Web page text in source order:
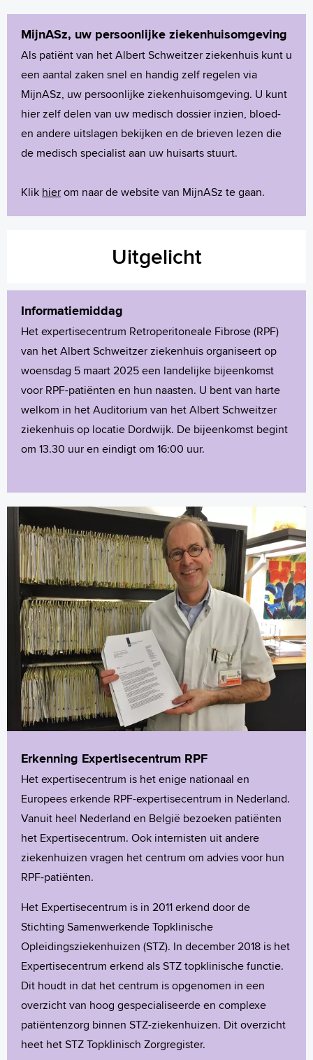
MijnASz, uw persoonlijke ziekenhuisomgeving
Als patiënt van het Albert Schweitzer ziekenhuis kunt u
een aantal zaken snel en handig zelf regelen via
MijnASz, uw persoonlijke ziekenhuisomgeving. U kunt
hier zelf delen van uw medisch dossier inzien, bloed-
en andere uitslagen bekijken en de brieven lezen die
de medisch specialist aan uw huisarts stuurt.
Klik hierom naar de website van MijnASz te gaan.
Uitgelicht
Informatiemiddag
Het expertisecentrum Retroperitoneale Fibrose (RPF)
van het Albert Schweitzer ziekenhuis organiseert op
woensdag 5 maart 2025 een landelijke bijeenkomst
voor RPF-patiënten en hun naasten. U bent van harte
welkom in het Auditorium van het Albert Schweitzer
ziekenhuis op locatie Dordwijk. De bijeenkomst begint
om 13.30 uur en eindigt om 16:00 uur.
Erkenning Expertisecentrum RPF
Het expertisecentrum is het enige nationaal en
Europees erkende RPF-expertisecentrum in Nederland.
Vanuit heel Nederland en België bezoeken patiënten
het Expertisecentrum. Ook internisten uit andere
ziekenhuizen vragen het centrum om advies voor hun
RPF-patiënten.
Het Expertisecentrum is in 2011 erkend door de
Stichting Samenwerkende Topklinische
Opleidingsziekenhuizen (STZ). In december 2018 is het
Expertisecentrum erkend als STZ topklinische functie.
Dit houdt in dat het centrum is opgenomen in een
overzicht van hoog gespecialiseerde en complexe
patiëntenzorg binnen STZ-ziekenhuizen. Dit overzicht
heet het STZ Topklinisch Zorgregister.